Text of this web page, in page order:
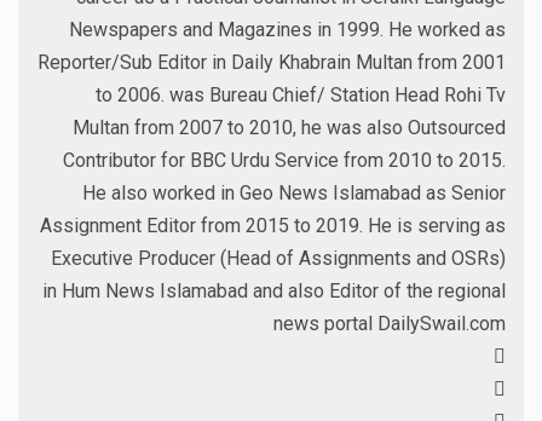
Newspapers and Magazines in 1999. He worked as
Reporter/Sub Editor in Daily Khabrain Multan from 2001
to 2006. was Bureau Chief/ Station Head Rohi Tv
Multan from 2007 to 2010, he was also Outsourced
Contributor for BBC Urdu Service from 2010 to 2015.
He also worked in Geo News Islamabad as Senior
Assignment Editor from 2015 to 2019. He is serving as
Executive Producer (Head of Assignments and OSRs)
in Hum News Islamabad and also Editor of the regional
news portal DailySwail.com